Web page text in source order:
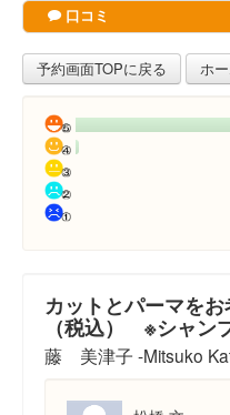
口コミ
予約画面TOPに戻る ホ
カットとパーマを
（税込） ※シャン
藤 美津子 -Mitsuko